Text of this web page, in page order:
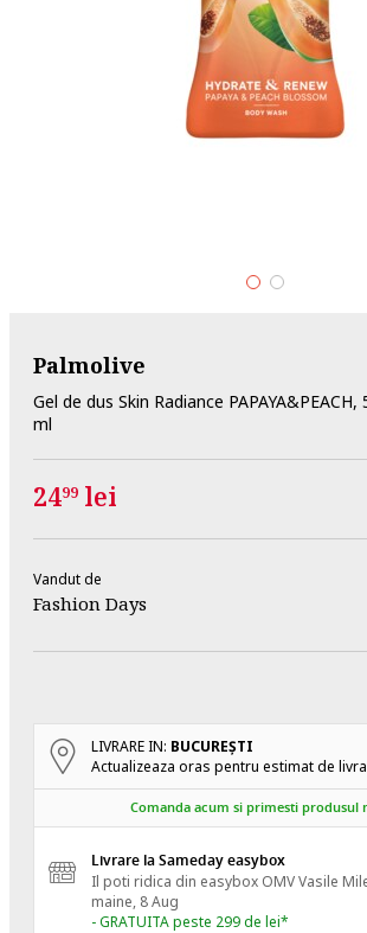
Palmolive
Gel de dus Skin Radiance PAPAYA&PEACH,
ml
2499 lei
Vandut de
Fashion Days
LIVRARE IN: BUCUREŞTI
Actualizeaza oras pentru estimat de
Comanda acum si primesti produsul
Livrare la Sameday easybox
Il poti ridica din easybox OMV Vasile
maine, 8 Aug
- GRATUITA peste 299 de lei*